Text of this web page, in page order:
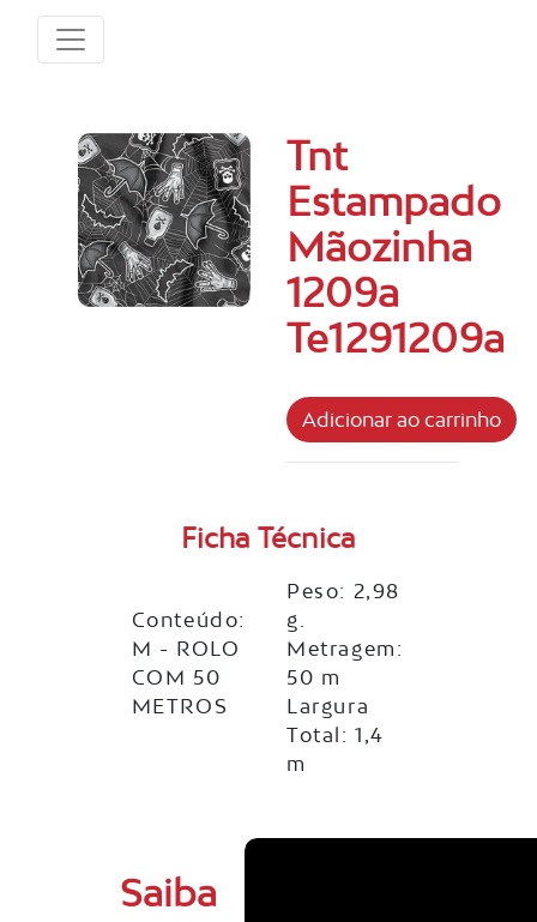
Tnt
Estampado
Mãozinha
1209a
Te1291209a
Ficha Técnica
Conteúdo:
M - ROLO
COM 50
METROS
Peso: 2,98
g.
Metragem:
50 m
Largura
Total: 1,4
m
Saiba